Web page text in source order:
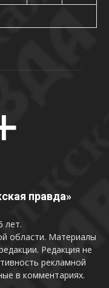
правда»
лет.
области. Материалы
Редакция не
рекламной
в комментариях.